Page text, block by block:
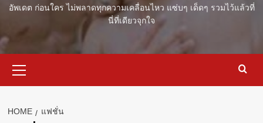
อัพเดต ก่อนใคร ไม่พลาดทุกความเคลื่อนไหว แซ่บๆ เด็ดๆ รวมไว้แล้วที่
นี่ที่เดียวจุกใจ
Menu
HOME แฟชั่น